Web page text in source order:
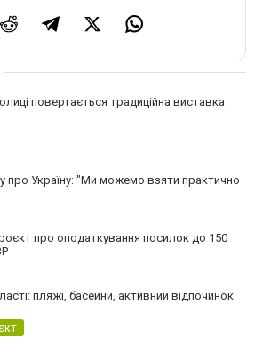
повертається традиційна виставка
про Україну: "Ми можемо взяти практично
про оподаткування посилок до 150
пляжі, басейни, активний відпочинок